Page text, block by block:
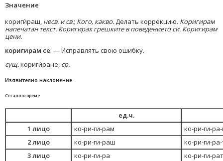
Значение
коригѝраш, несв. и св.; Кого, какво. Делать коррекцию. Коригирам
напечатан текст. Коригирах грешките в поведението си. Коригирам
цени.
коригирам се. — Исправлять свою ошибку.
сущ.коригѝране, ср.
Изявително наклонение
Сегашно време
ед.ч.
1 лицо
ко-ри-ги-рам
ко-ри-ги-
2 лицо
ко-ри-ги-раш
ко-ри-ги-
3 лицо
ко-ри-ги-ра ко-ри-ги-рат